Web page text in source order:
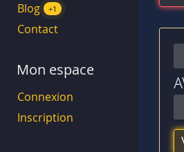
Blog
+1
Contact
Mon espace
Connexion
Inscription